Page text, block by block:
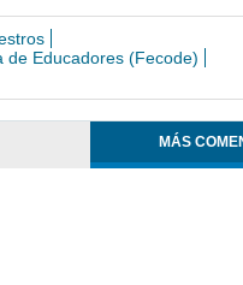
de Educadores (Fecode)
MÁS